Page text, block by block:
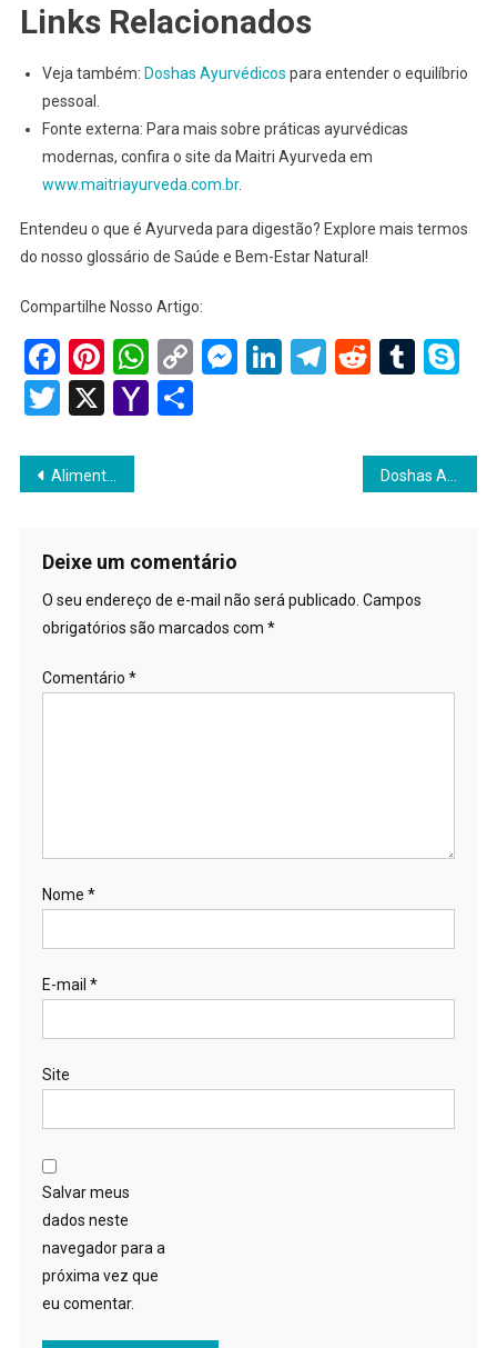
Links Relacionados
Veja também: Doshas Ayurvédicos para entender o equilíbrio
pessoal.
Fonte externa: Para mais sobre práticas ayurvédicas
modernas, confira o site da Maitri Ayurveda em
www.maitriayurveda.com.br.
Entendeu o que é Ayurveda para digestão? Explore mais termos
do nosso glossário de Saúde e Bem-Estar Natural!
Compartilhe Nosso Artigo:
Facebook
Pinterest
WhatsApp
Copy
Link
Messenger
LinkedIn
Telegram
Reddit
Twitter
X YahooShare
Navegação
Post
Alimentos Alcalinizantes
Deixe um comentário
O seu endereço de e-mail não será publicado. Campos
obrigatórios são marcados com *
Comentário *
Nome *
E-mail *
Site
Salvar meus
dados neste
navegador para a
próxima vez que
eu comentar.